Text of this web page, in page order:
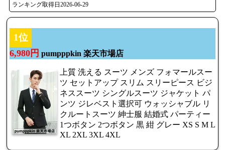
ランキング取得日2026-06-29
1位
6,980円 pumpppkin 楽天市場店
上質 洗える スーツ メンズ フォマールスー
ツ セットアップ スリム スリーピース ビジ
ネススーツ シングルスーツ ジャケット パ
ンツ ジレベスト選択可 ウォッシャブル リ
クルートスーツ 紳士服 結婚式 パーティー
1つボタン 2つボタン 黒 紺 グレー XS S M L
XL 2XL 3XL 4XL